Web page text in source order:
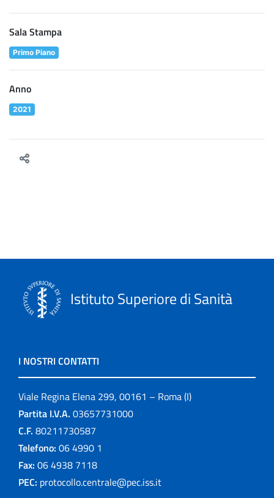
Sala Stampa
Primo Piano
Anno
2021
Istituto Superiore di Sanità
I NOSTRI CONTATTI
Viale Regina Elena 299, 00161 – Roma (I)
Partita I.V.A. 03657731000
C.F. 80211730587
Telefono: 06 4990 1
Fax: 06 4938 7118
PEC: protocollo.centrale@pec.iss.it